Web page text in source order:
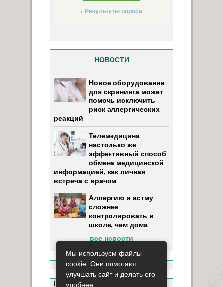
Результаты опроса
НОВОСТИ
Новое оборудование
для скрининга может
помочь исключить
риск аллергических
реакций
Телемедицина
настолько же
эффективный способ
обмена медицинской
информацией, как личная
встреча с врачом
Аллергию и астму
сложнее
контролировать в
школе, чем дома
все новости
Пользуясь данным ресурсом вы
Мы используем файлы
cookie. Они помогают
улучшать сайт и делать его
удобнее.